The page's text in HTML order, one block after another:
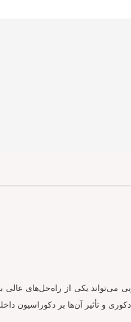
می‌تواند یکی از راه‌حل‌های
و تأثیر آن‌ها بر دکوراسیون داخلی